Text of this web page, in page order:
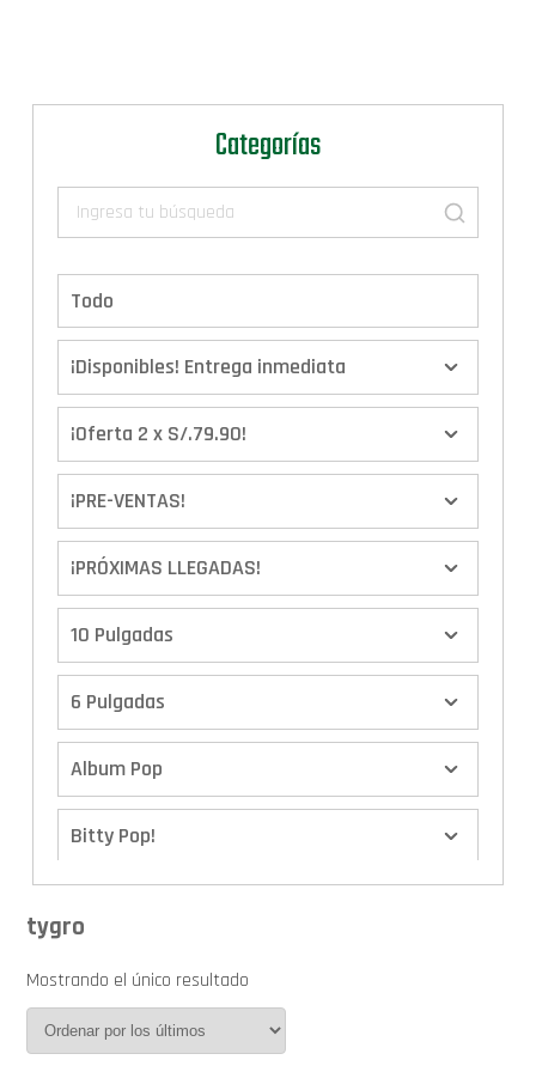
Categorías
Todo
¡Disponibles! Entrega inmediata
¡Oferta 2 x S/.79.90!
¡PRE-VENTAS!
¡PRÓXIMAS LLEGADAS!
10 Pulgadas
6 Pulgadas
Album Pop
Bitty Pop!
Calendario de Adviento
Cover Pop!
tygro
Mostrando el único resultado